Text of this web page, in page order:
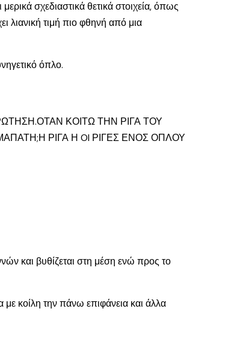
σχεδιαστικά θετικά στοιχεία, όπως
λιανική τιμή πιο φθηνή από μια
όπλο.
ΚΟΙΤΩ ΤΗΝ ΡΙΓΑ ΤΟΥ
ΡΙΓΑ Η OI ΡΙΓΕΣ ΕΝΟΣ ΟΠΛΟΥ
και βυθίζεται στη μέση ενώ προς το
με κοίλη την πάνω επιφάνεια και άλλα